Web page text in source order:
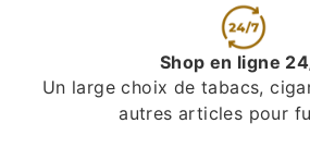
Shop en ligne
Un large choix de tabacs,
autres articles pour